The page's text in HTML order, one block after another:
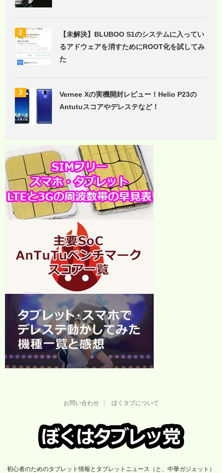
2
【未解決】BLUBOO S1のシステムに入ってい
るアドウェアを消すためにROOT化を試してみ
た
3
Vernee Xの実機開封レビュー！Helio P23の
Antutuスコアやデレステなど！
お問い合わせ ぼくタブについて
初心者のためのタブレット情報とタブレットニュース（と、中華ガジェット）